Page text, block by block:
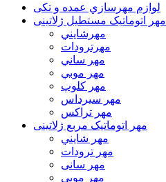
لوازم مهرسازي عمده و تکی
مهر اتوماتیک مستطيل ژلاتینی
مهرشايني
مهرترودات
مهر ساني
مهر موبي
مهر كلوپ
مهر سيرداس
مهر تراکس
مهر اتوماتیک مربع ژلاتینی
مهر شايني
مهر ترودات
مهر سانی
مهر موبی